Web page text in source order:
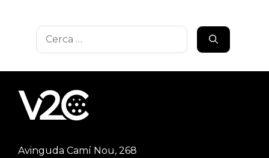
Cerca:
Avinguda Camí Nou, 268